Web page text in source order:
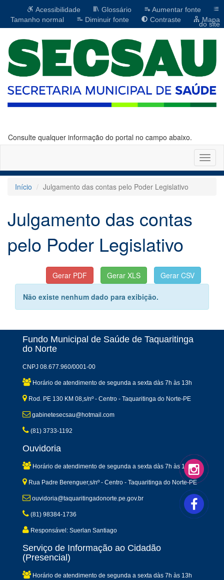
Acessibilidade Glossário
Aumentar fonte
Tamanho normal
Diminuir fonte Contraste Mapa
do site
Consulte qualquer informação do portal no campo abaixo.
Início
Julgamento das contas pelo Poder Legislativo
Julgamento das contas
pelo Poder Legislativo
Não existe nenhum dado para exibição.
Fundo Municipal de Saúde de Taquaritinga
do Norte
CNPJ 08.677.960/0001-00
Horário de atendimento de segunda a sexta dàs 7h às 13h
Rod. PE 130 KM 08,s/nº - Centro - Taquaritinga do Norte-PE
gabinetesecsau@hotmail.com
(81) 3733-1192
Ouvidoria
Horário de atendimento de segunda a sexta dàs 7h às 13h
Rua Padre Berenguer,s/nº - Centro - Taquaritinga do Norte-PE
ouvidoria@taquaritingadonorte.pe.gov.br
(81) 98384-1736
Responsável: Suerlan Santiago
Serviço de Informação ao Cidadão
(Presencial)
Horário de atendimento de segunda a sexta dàs 7h às 13h